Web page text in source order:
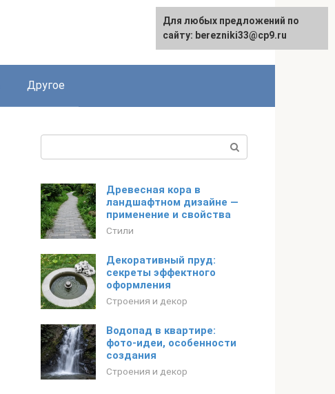
Другое
Древесная кора в
ландшафтном дизайне —
применение и свойства
Стили
Декоративный пруд:
секреты эффектного
оформления
Строения и декор
Водопад в квартире:
фото-идеи, особенности
создания
Строения и декор
Для любых предложений по
сайту: berezniki33@cp9.ru